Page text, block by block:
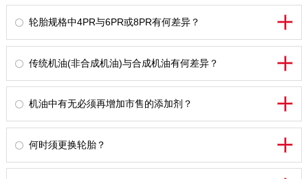
轮胎规格中4PR与6PR或8PR有何差异？
传统机油(非合成机油)与合成机油有何差异？
机油中有无必须再增加市售的添加剂？
何时须更换轮胎？